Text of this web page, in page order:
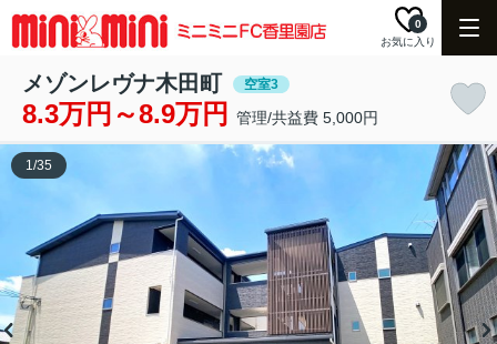
お気に入り
0
メゾンレヴナ木田町 空室3
8.3万円～8.9万円 管理/共益費 5,000円
1/35